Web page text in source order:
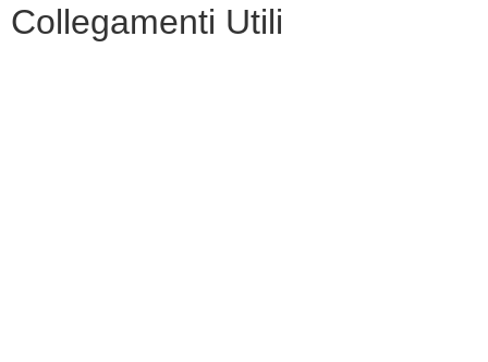
Collegamenti Utili